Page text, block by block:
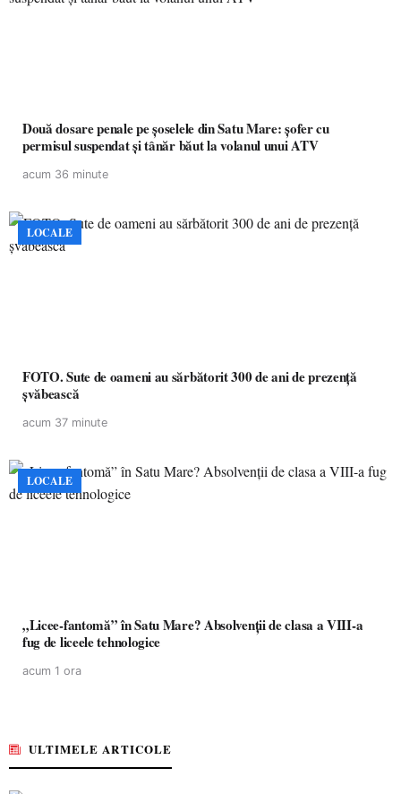
Două dosare penale pe șoselele din Satu Mare: șofer cu
permisul suspendat și tânăr băut la volanul unui ATV
acum 36 minute
LOCALE
FOTO. Sute de oameni au sărbătorit 300 de ani de prezență
șvăbească
acum 37 minute
LOCALE
„Licee-fantomă” în Satu Mare? Absolvenții de clasa a VIII-a
fug de liceele tehnologice
acum 1 ora
ULTIMELE ARTICOLE